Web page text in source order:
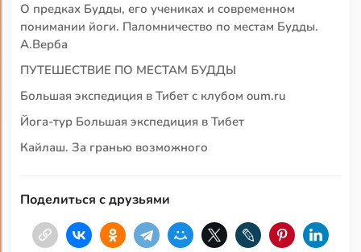
О предках Будды, его учениках и современном
понимании йоги. Паломничество по местам Будды.
А.Верба
ПУТЕШЕСТВИЕ ПО МЕСТАМ БУДДЫ
Большая экспедиция в Тибет с клубом oum.ru
Йога-тур Большая экспедиция в Тибет
Кайлаш. За гранью возможного
Поделиться с друзьями